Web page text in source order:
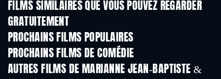
FILMS SIMILAIRES QUE VOUS POUVEZ REGARDER
GRATUITEMENT
PROCHAINS FILMS POPULAIRES
PROCHAINS FILMS DE COMÉDIE
AUTRES FILMS DE MARIANNE JEAN-BAPTISTE &